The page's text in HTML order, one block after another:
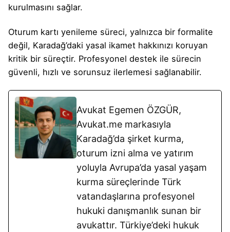
kurulmasını sağlar.
Oturum kartı yenileme süreci, yalnızca bir formalite
değil, Karadağ’daki yasal ikamet hakkınızı koruyan
kritik bir süreçtir. Profesyonel destek ile sürecin
güvenli, hızlı ve sorunsuz ilerlemesi sağlanabilir.
Avukat Egemen ÖZGÜR,
Avukat.me markasıyla
Karadağ’da şirket kurma,
oturum izni alma ve yatırım
yoluyla Avrupa’da yasal yaşam
kurma süreçlerinde Türk
vatandaşlarına profesyonel
hukuki danışmanlık sunan bir
avukattır. Türkiye’deki hukuk